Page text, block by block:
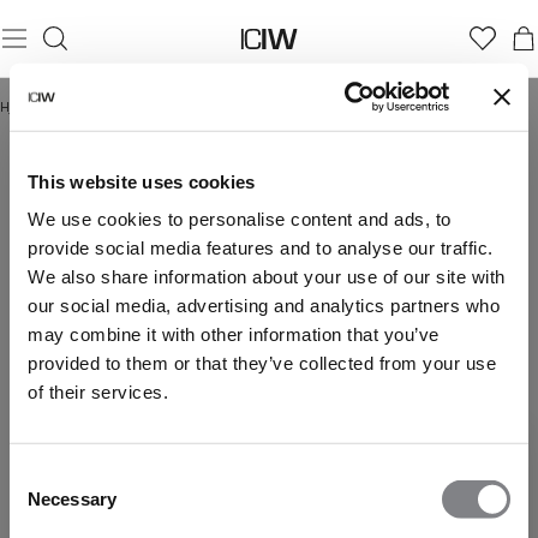
This website uses cookies
We use cookies to personalise content and ads, to
provide social media features and to analyse our traffic.
We also share information about your use of our site with
our social media, advertising and analytics partners who
may combine it with other information that you’ve
provided to them or that they’ve collected from your use
of their services.
Selection
Necessary
Hjem /
RUNNER’S DROP